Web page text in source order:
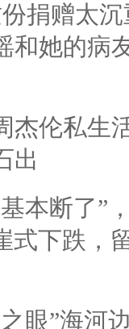
捐赠太
和她的病
杰伦私生
出
本断了”
式下跌，
眼”海河